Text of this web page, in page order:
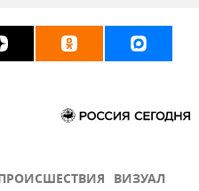
море
ВИЗУАЛ